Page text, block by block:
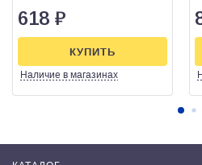
618 ₽
Наличие в магазинах
КУПИТЬ